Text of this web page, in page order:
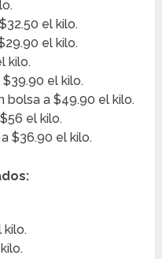
el kilo.
el kilo.
kilo.
el kilo.
bolsa a $49.90 el kilo.
el kilo.
$36.90 el kilo.
kilo.